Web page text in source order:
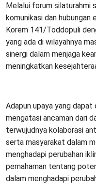
Melalui forum silaturahmi
komunikasi dan hubungan
Korem 141/Toddopuli
yang ada di wilayahnya
sinergi dalam menjaga
meningkatkan
Adapun upaya yang
mengatasi ancaman dari
terwujudnya kolaborasi
serta masyarakat dalam
menghadapi perubahan
pemahaman tentang
dalam menghadapi